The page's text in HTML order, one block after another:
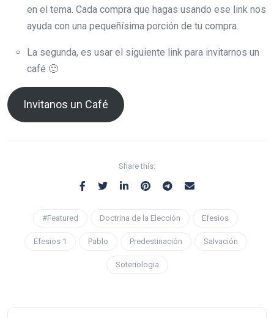
en el tema. Cada compra que hagas usando ese link nos
ayuda con una pequeñísima porción de tu compra.
La segunda, es usar el siguiente link para invitarnos un
café 🙂
Invitanos un Café
Share this:
#Featured Doctrina de la Elección Efesios
Efesios 1 Pablo Predestinación Salvación
Soteriologia